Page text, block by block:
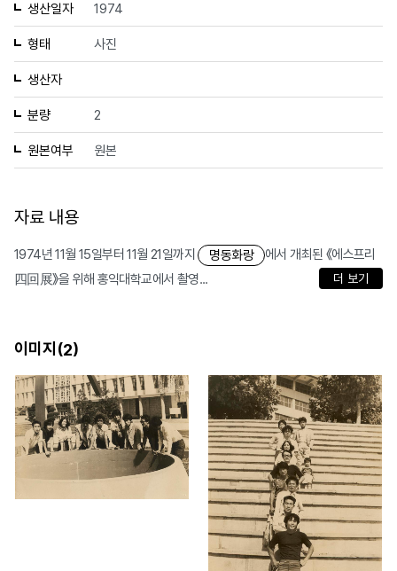
생산일자 1974
형태 사진
생산자
분량 2
원본여부 원본
자료 내용
1974년 11월 15일부터 11월 21일까지 명동화랑
에서 개최된 《에스프리
四回展》을 위해 홍익대학교에서 촬영...
더 보기
이미지(2)